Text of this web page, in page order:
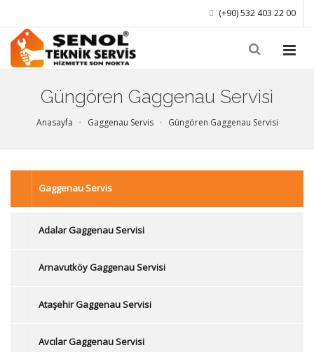
(+90) 532 403 22 00
Güngören Gaggenau Servisi
Anasayfa Gaggenau Servis Güngören Gaggenau Servisi
Gaggenau Servis
Adalar Gaggenau Servisi
Arnavutköy Gaggenau Servisi
Ataşehir Gaggenau Servisi
Avcılar Gaggenau Servisi